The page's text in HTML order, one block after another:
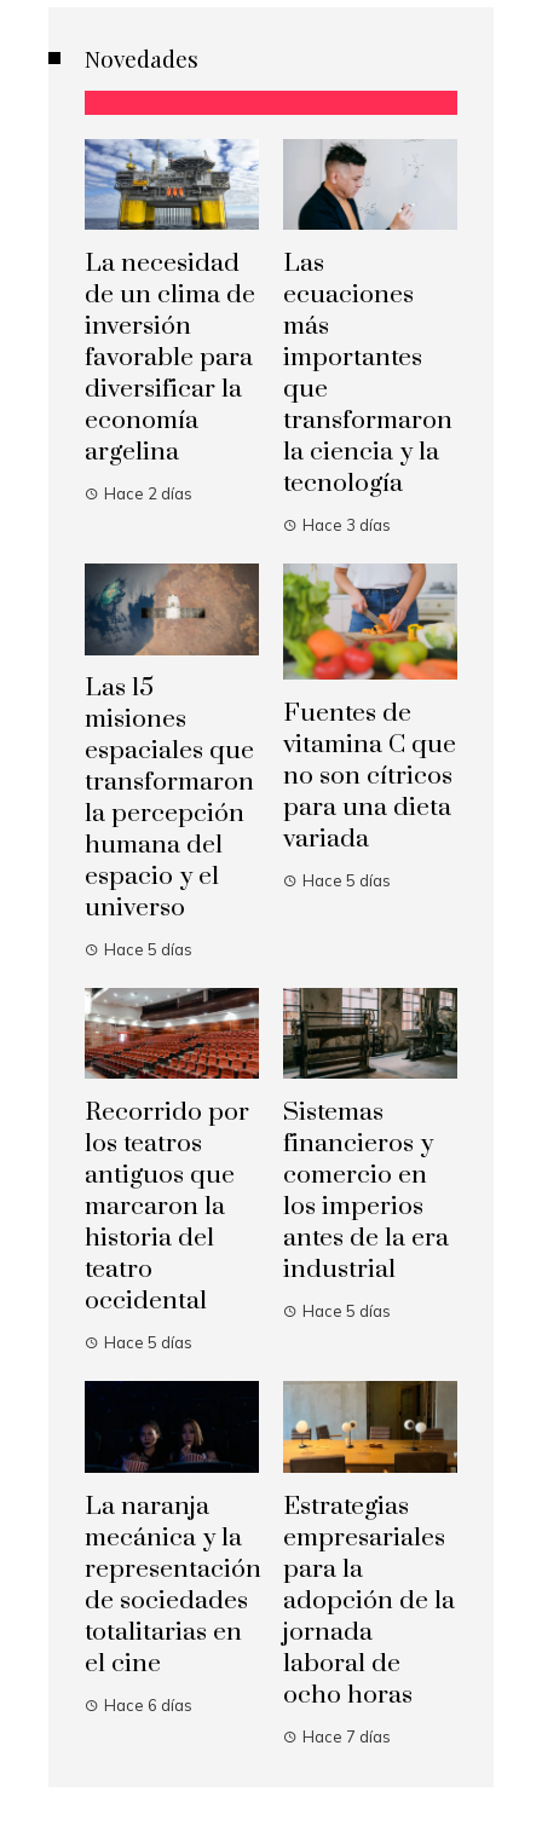
Novedades
La necesidad
de un clima de
inversión
favorable para
diversificar la
economía
argelina
Hace 2 días
Las
ecuaciones
más
importantes
que
transformaron
la ciencia y la
tecnología
Hace 3 días
Las 15
misiones
espaciales que
transformaron
la percepción
humana del
espacio y el
universo
Hace 5 días
Fuentes de
vitamina C que
no son cítricos
para una dieta
variada
Hace 5 días
Recorrido por
los teatros
antiguos que
marcaron la
historia del
teatro
occidental
Hace 5 días
Sistemas
financieros y
comercio en
los imperios
antes de la era
industrial
Hace 5 días
La naranja
mecánica y la
representación
de sociedades
totalitarias en
el cine
Hace 6 días
Estrategias
empresariales
para la
adopción de la
jornada
laboral de
ocho horas
Hace 7 días